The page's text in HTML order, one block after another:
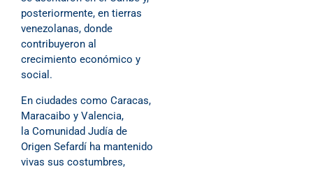
posteriormente, en tierras
venezolanas, donde
contribuyeron al
crecimiento económico y
social.
En ciudades como Caracas,
Maracaibo y Valencia,
la Comunidad Judía de
Origen Sefardí ha mantenido
vivas sus costumbres,